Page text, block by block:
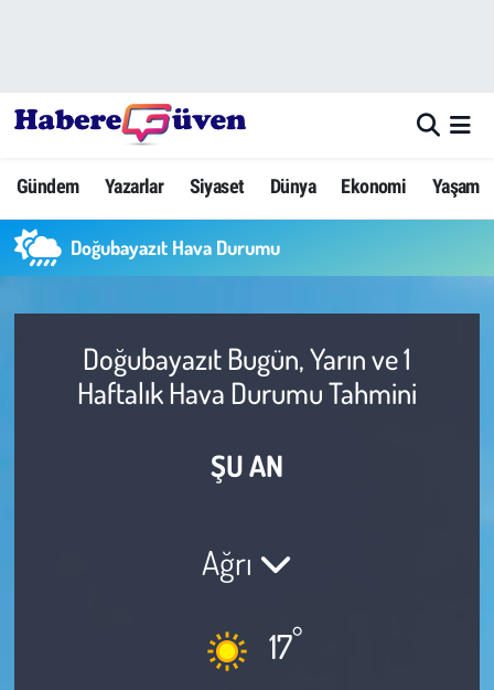
Gündem Yazarlar Siyaset Dünya Ekonomi Yaşam
Doğubayazıt Hava Durumu
Doğubayazıt Bugün, Yarın ve 1
Haftalık Hava Durumu Tahmini
ŞU AN
Ağrı
17°
Yazarlar
Dünya
Siyaset
Ekonomi
Yaşam
Hava Durumu
Trafik Durumu
Süper Lig Puan Durumu ve Fikstür
Tüm Manşetler
Son Dakika Haberleri